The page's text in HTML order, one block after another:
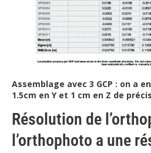
Assemblage avec 3 GCP : on a
1.5cm en Y et 1 cm en Z de
Résolution de
l’orthophoto a une